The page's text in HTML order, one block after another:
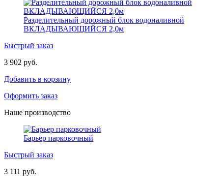
Разделительный дорожный блок водоналивной
ВКЛАДЫВАЮЩИЙСЯ 2,0м
Быстрый заказ
3 902 руб.
Добавить в корзину
Оформить заказ
Наше производство
Барьер парковочный
Быстрый заказ
3 111 руб.